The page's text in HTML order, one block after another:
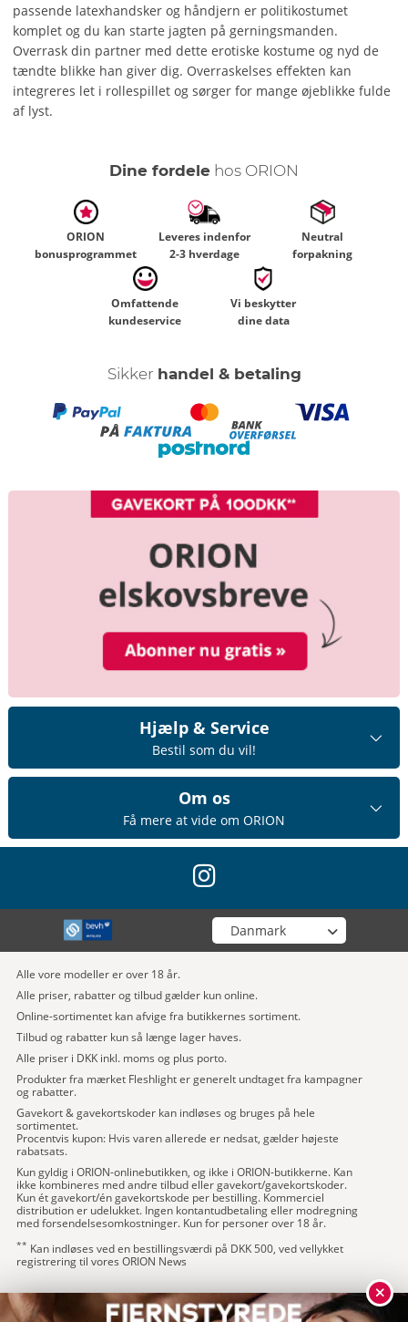
passende latexhandsker og håndjern er politikostumet
komplet og du kan starte jagten på gerningsmanden.
Overrask din partner med dette erotiske kostume og nyd de
tændte blikke han giver dig. Overraskelses effekten kan
integreres let i rollespillet og sørger for mange øjeblikke fulde
af lyst.
Dine fordele hos ORION
ORION
bonusprogrammet
Leveres indenfor
2-3 hverdage
Neutral
forpakning
Omfattende
kundeservice
Vi beskytter
dine data
Sikker handel & betaling
Hjælp & Service
Bestil som du vil!
Om os
Få mere at vide om ORION
instagram
Vælg din butik
Alle vore modeller er over 18 år.
Alle priser, rabatter og tilbud gælder kun online.
Online-sortimentet kan afvige fra butikkernes sortiment.
Tilbud og rabatter kun så længe lager haves.
Alle priser i DKK inkl. moms og plus porto.
Produkter fra mærket Fleshlight er generelt undtaget fra kampagner
og rabatter.
Gavekort & gavekortskoder kan indløses og bruges på hele
sortimentet.
Procentvis kupon: Hvis varen allerede er nedsat, gælder højeste
rabatsats.
Kun gyldig i ORION-onlinebutikken, og ikke i ORION-butikkerne. Kan
ikke kombineres med andre tilbud eller gavekort/gavekortskoder.
Kun ét gavekort/én gavekortskode per bestilling. Kommerciel
distribution er udelukket. Ingen kontantudbetaling eller modregning
med forsendelsesomkostninger. Kun for personer over 18 år.
** Kan indløses ved en bestillingsværdi på DKK 500, ved vellykket
registrering til vores ORION News